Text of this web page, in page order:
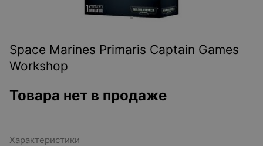
Space Marines Primaris Captain Games
Workshop
Товара нет в продаже
Характеристики